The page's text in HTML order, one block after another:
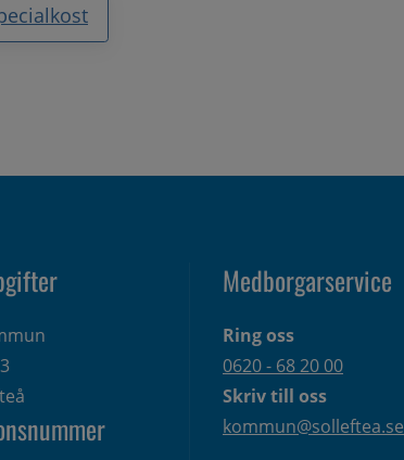
Medborgarservice
Ring oss
0620 - 68 20 00
Skriv till oss
kommun@solleftea.se